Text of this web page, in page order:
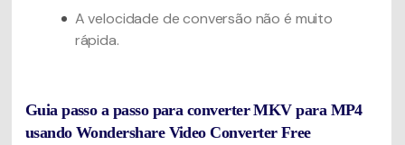
A velocidade de conversão não é muito
rápida.
Guia passo a passo para converter MKV para MP4
usando Wondershare Video Converter Free